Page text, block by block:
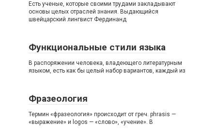
Есть ученые, которые своими трудами закладывают
основы целых отраслей знания. Выдающийся
швейцарский лингвист Фердинанд
Функциональные стили языка
В распоряжении человека, владеющего литературным
языком, есть как бы целый набор вариантов, каждый из
Фразеология
Термин «фразеология» происходит от греч. phrasis —
«выражение» и logos — «слово», «учение». В